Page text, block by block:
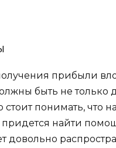
прибыли
быть не только
понимать, что на
найти
довольно